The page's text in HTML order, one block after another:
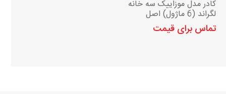
کادر مدل موزاییک سه خانه
لگراند (6 ماژول) اصل
تماس برای قیمت